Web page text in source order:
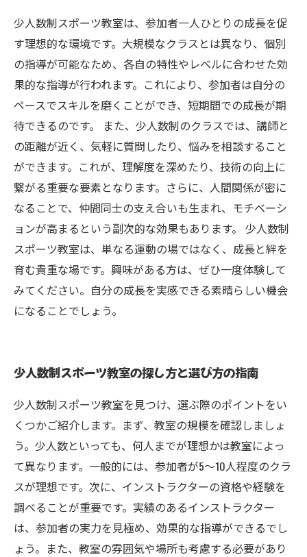
少人数制スポーツ教室は、参加者一人ひとりの成長を促
す理想的な環境です。大規模なクラスとは異なり、個別
の指導が可能なため、各自の特性やレベルに合わせた効
果的な指導が行われます。これにより、参加者は自分の
ペースでスキルを磨くことができ、短期間での成長が期
待できるのです。 また、少人数制のクラスでは、講師と
の距離が近く、気軽に質問したり、悩みを相談すること
ができます。これが、理解度を深めたり、技術の向上に
繋がる重要な要素となります。さらに、人間関係が密に
なることで、仲間同士の支え合いも生まれ、モチベーシ
ョンが高まるという副次的な効果もあります。 少人数制
スポーツ教室は、単なる運動の場ではなく、成長と絆を
育む貴重な場です。興味がある方は、ぜひ一度体験して
みてください。自分の成長を実感できる素晴らしい機会
になることでしょう。
少人数制スポーツ教室の探し方と選び方の指南
少人数制スポーツ教室を見つけ、選ぶ際のポイントをい
くつかご紹介します。まず、教室の規模を確認しましょ
う。少人数といっても、何人までが理想かは教室によっ
て異なります。一般的には、参加者が5〜10人程度のクラ
スが理想です。次に、インストラクターの資格や経験を
調べることが重要です。実績のあるインストラクター
は、参加者の実力を見極め、効果的な指導ができるでし
ょう。また、教室の雰囲気や場所も考慮する必要があり